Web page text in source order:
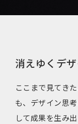
消えゆくデ
ここまで見てき
も、デザイン思
して成果を生み